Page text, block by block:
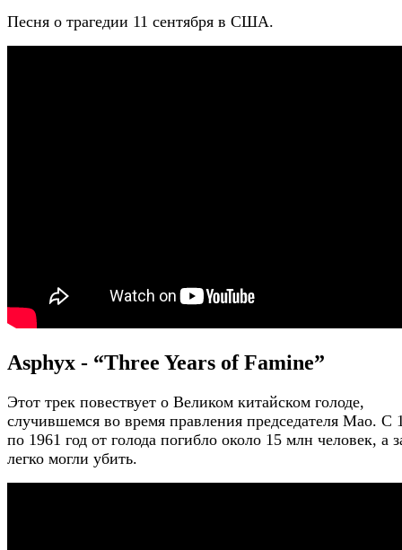
Песня о трагедии 11 сентября в США.
Asphyx - “Three Years of Famine”
Этот трек повествует о Великом китайском голоде,
случившемся во время правления председателя Мао. С
по 1961 год от голода погибло около 15 млн человек, а
легко могли убить.